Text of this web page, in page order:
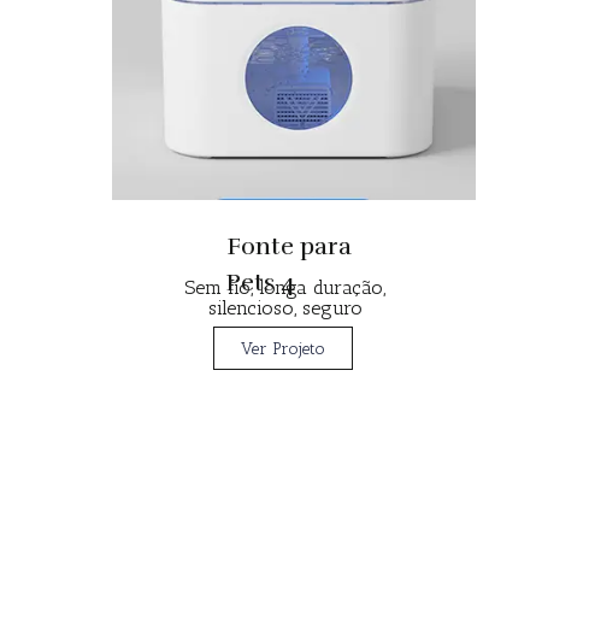
Fonte para
Pets 4
Sem fio, longa duração,
silencioso, seguro
Ver Projeto